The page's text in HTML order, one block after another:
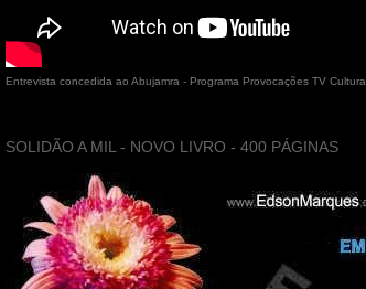
Entrevista concedida ao Abujamra - Programa Provocações TV Cultura
SOLIDÃO A MIL - NOVO LIVRO - 400 PÁGINAS